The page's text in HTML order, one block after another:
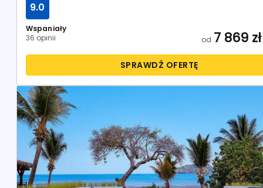
Wspaniały
36 opinii
9.0
od 7 869 zł
SPRAWDŹ OFERTĘ